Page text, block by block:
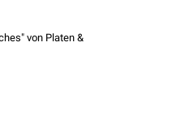
von Platen &